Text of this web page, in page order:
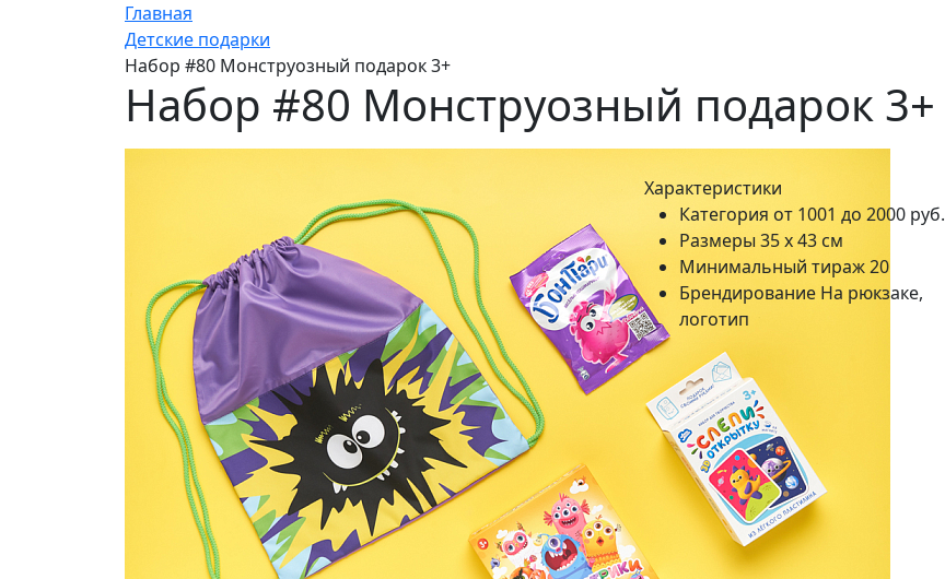
Главная
Детские подарки
Набор #80 Монструозный подарок 3+
Набор #80 Монструозный подарок 3+
Характеристики
Категория от 1001 до 2000 руб.
Размеры35 х 43 см
Минимальный тираж20
Брендирование На рюкзаке,
логотип